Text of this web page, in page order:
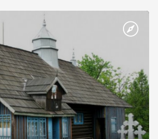
вигляді церква до наших
маємо сьогодні: кам’яний
стіни – результат її перебудови у